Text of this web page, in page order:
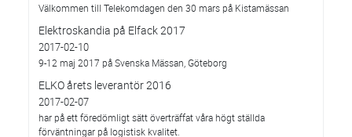
Välkommen till Telekomdagen den 30 mars på Kistamässan
Elektroskandia på Elfack 2017
2017-02-10
9-12 maj 2017 på Svenska Mässan, Göteborg
ELKO årets leverantör 2016
2017-02-07
har på ett föredömligt sätt överträffat våra högt ställda
förväntningar på logistisk kvalitet.